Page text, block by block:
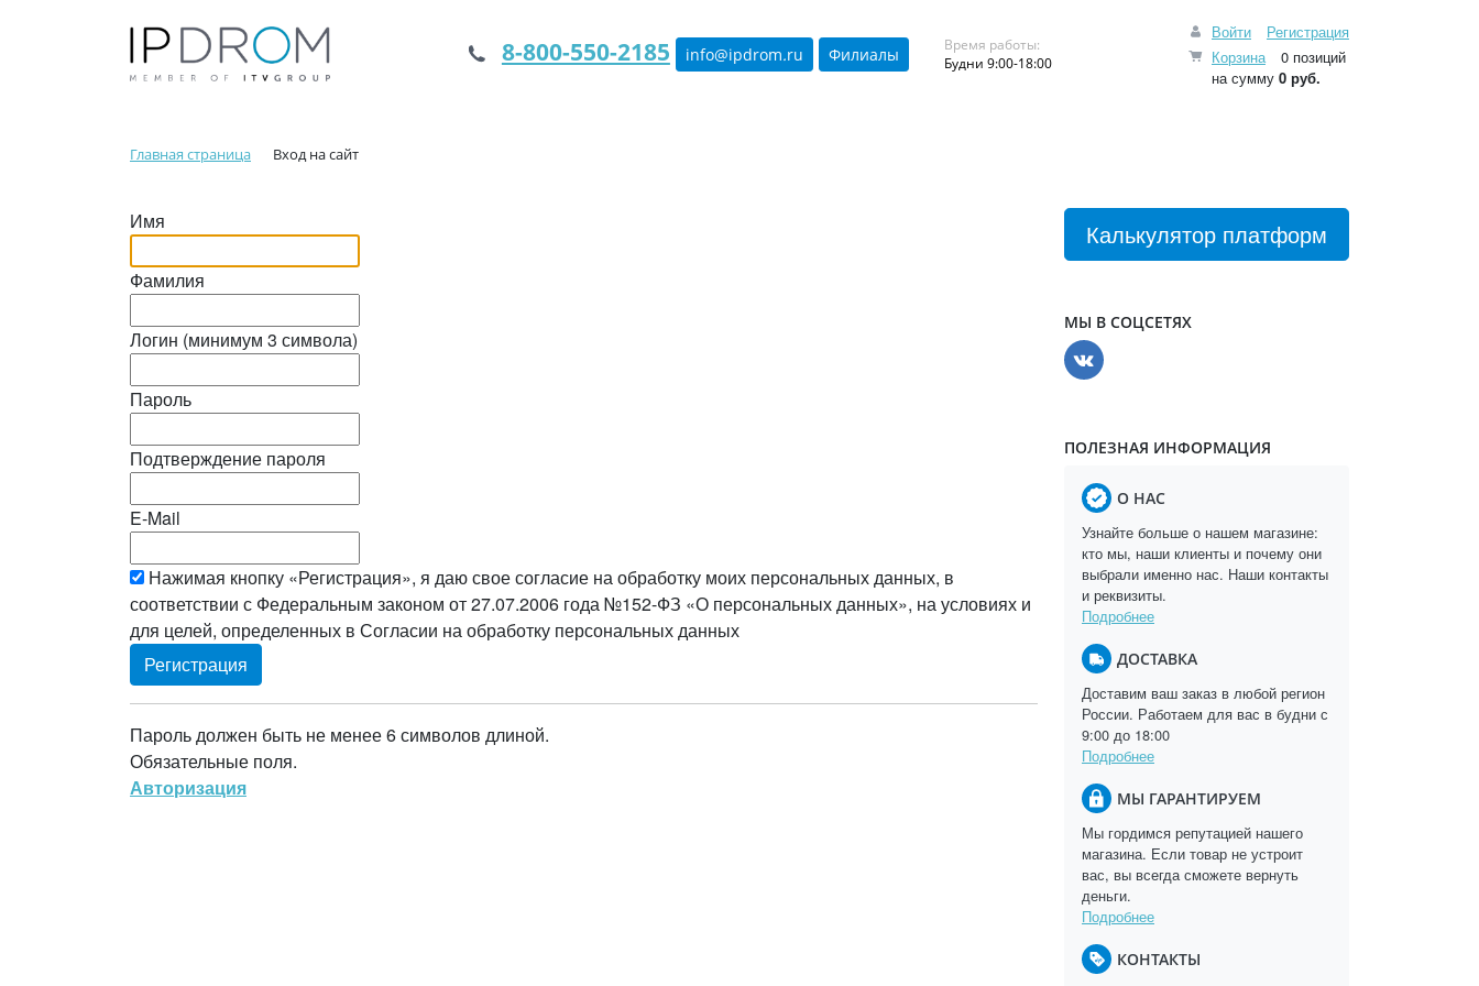
Войти
Регистрация
Корзина
0 позиций
на сумму 0 руб.
8-800-550-2185 info@ipdrom.ru Филиалы
Время работы:
Будни 9:00-18:00
Главная страница Вход на сайт
Имя
Фамилия
Логин (минимум 3 символа)
Пароль
Подтверждение пароля
E-Mail
Нажимая кнопку «Регистрация», я даю свое согласие на обработку моих персональных данных, в
соответствии с Федеральным законом от 27.07.2006 года №152-ФЗ «О персональных данных», на условиях и
для целей, определенных в Согласии на обработку персональных данных
Пароль должен быть не менее 6 символов длиной.
Обязательные поля.
Авторизация
Калькулятор платформ
МЫ В СОЦСЕТЯХ
ПОЛЕЗНАЯ ИНФОРМАЦИЯ
О НАС
Узнайте больше о нашем магазине:
кто мы, наши клиенты и почему они
выбрали именно нас. Наши контакты
и реквизиты.
Подробнее
ДОСТАВКА
Доставим ваш заказ в любой регион
России. Работаем для вас в будни с
9:00 до 18:00
Подробнее
МЫ ГАРАНТИРУЕМ
Мы гордимся репутацией нашего
магазина. Если товар не устроит
вас, вы всегда сможете вернуть
деньги.
Подробнее
КОНТАКТЫ